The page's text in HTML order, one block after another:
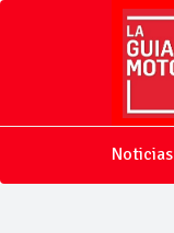
Noticias